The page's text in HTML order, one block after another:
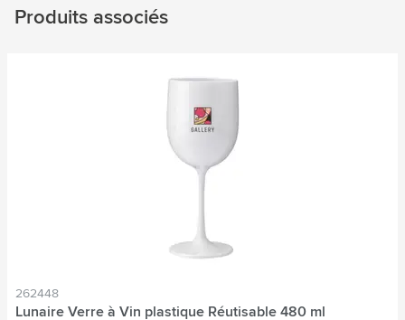
Produits associés
262448
Lunaire Verre à Vin plastique Réutisable 480 ml